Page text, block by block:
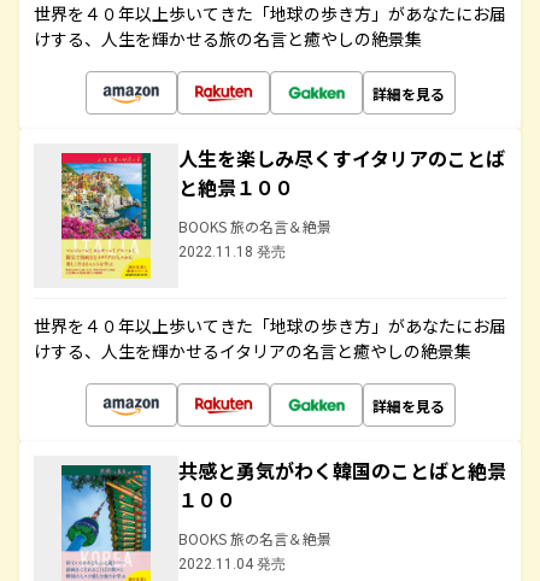
世界を４０年以上歩いてきた「地球の歩き方」があなたにお届
けする、人生を輝かせる旅の名言と癒やしの絶景集
詳細を見る
人生を楽しみ尽くすイタリアのことば
と絶景１００
BOOKS 旅の名言＆絶景
2022.11.18 発売
世界を４０年以上歩いてきた「地球の歩き方」があなたにお届
けする、人生を輝かせるイタリアの名言と癒やしの絶景集
詳細を見る
共感と勇気がわく韓国のことばと絶景
１００
BOOKS 旅の名言＆絶景
2022.11.04 発売